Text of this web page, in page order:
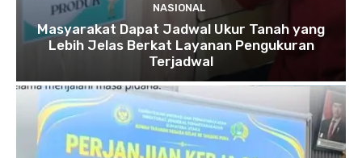
NASIONAL
Masyarakat Dapat Jadwal Ukur Tanah yang
Lebih Jelas Berkat Layanan Pengukuran
Terjadwal